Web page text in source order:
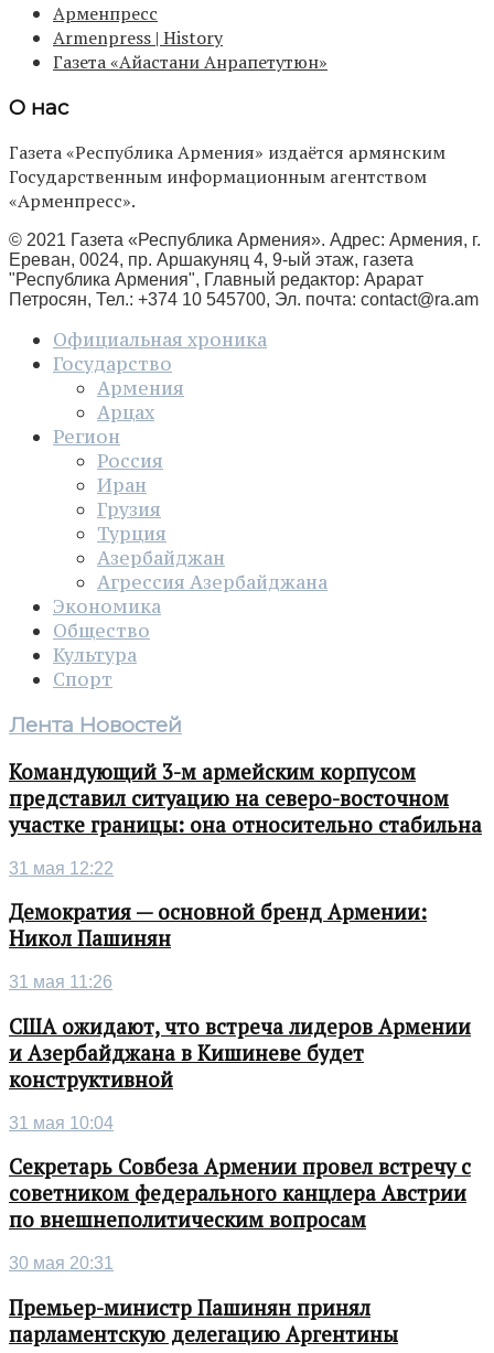
Арменпресс
Armenpress | History
Газета «Айастани Анрапетутюн»
О нас
Газета «Республика Армения» издаётся армянским
Государственным информационным агентством
«Арменпресс».
© 2021 Газета «Республика Армения». Адрес: Армения, г.
Ереван, 0024, пр. Аршакуняц 4, 9-ый этаж, газета
"Республика Армения", Главный редактор: Арарат
Петросян, Тел.: +374 10 545700, Эл. почта: contact@ra.am
Официальная хроника
Государство
Армения
Арцах
Регион
Россия
Иран
Грузия
Турция
Азербайджан
Агрессия Азербайджана
Экономика
Общество
Культура
Спорт
Лента Новостей
Командующий 3-м армейским корпусом
представил ситуацию на северо-восточном
участке границы: она относительно стабильна
31 мая 12:22
Демократия — основной бренд Армении:
Никол Пашинян
31 мая 11:26
США ожидают, что встреча лидеров Армении
и Азербайджана в Кишиневе будет
конструктивной
31 мая 10:04
Секретарь Совбеза Армении провел встречу с
советником федерального канцлера Австрии
по внешнеполитическим вопросам
30 мая 20:31
Премьер-министр Пашинян принял
парламентскую делегацию Аргентины